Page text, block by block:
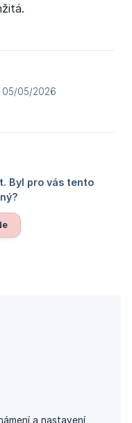
a nastavení
05/05/2026